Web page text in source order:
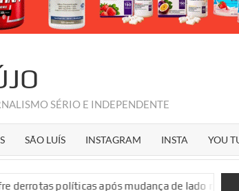
SÉRIO E INDEPENDENTE
SÃO LUÍS INSTAGRAM INSTA YOU
após mudança de lado na disputa estadual